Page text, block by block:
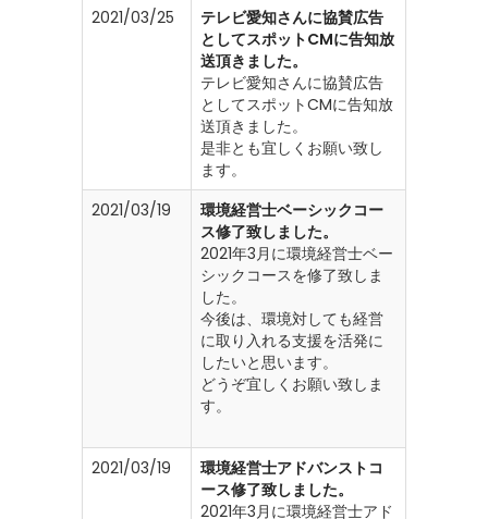
2021/03/25
テレビ愛知さんに協賛広告
としてスポットCMに告知放
送頂きました。
テレビ愛知さんに協賛広告
としてスポットCMに告知放
送頂きました。
是非とも宜しくお願い致し
ます。
2021/03/19
環境経営士ベーシックコー
ス修了致しました。
2021年3月に環境経営士ベー
シックコースを修了致しま
した。
今後は、環境対しても経営
に取り入れる支援を活発に
したいと思います。
どうぞ宜しくお願い致しま
す。
2021/03/19
環境経営士アドバンストコ
ース修了致しました。
2021年3月に環境経営士アド